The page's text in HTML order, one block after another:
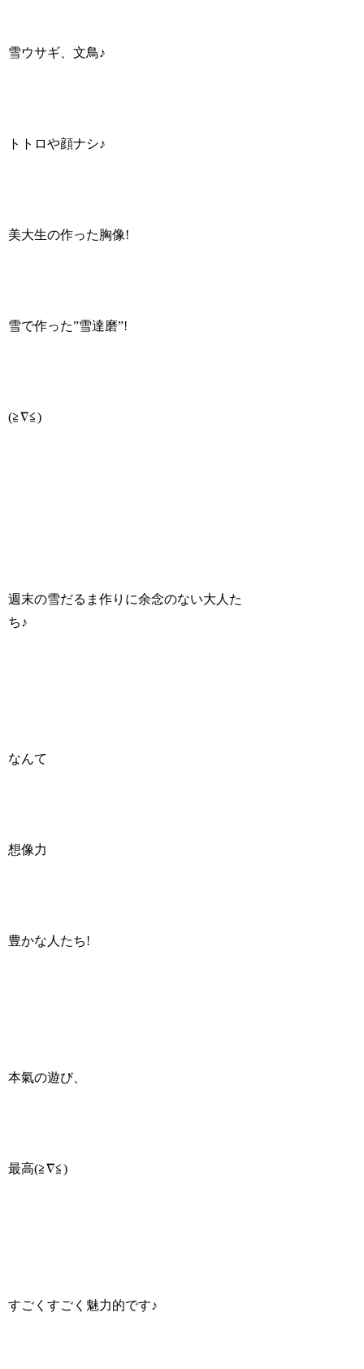
雪ウサギ、文鳥♪
トトロや顔ナシ♪
美大生の作った胸像!
雪で作った”雪達磨”!
(≧∇≦)
週末の雪だるま作りに余念のない大人た
ち♪
なんて
想像力
豊かな人たち!
本氣の遊び、
最高(≧∇≦)
すごくすごく魅力的です♪